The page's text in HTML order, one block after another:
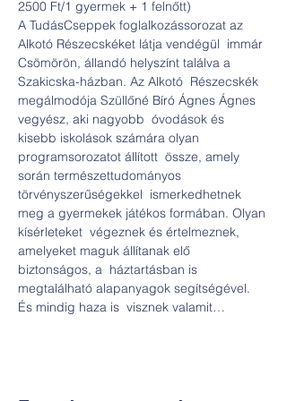
2500 Ft/1 gyermek + 1 felnőtt)
A TudásCseppek foglalkozássorozat az
Alkotó Részecskéket látja vendégül  immár
Csömörön, állandó helyszínt találva a
Szakicska-házban. Az Alkotó  Részecskék
megálmodója Szüllőné Bíró Ágnes Ágnes
vegyész, aki nagyobb  óvodások és
kisebb iskolások számára olyan
programsorozatot állított  össze, amely
során természettudományos
törvényszerűségekkel  ismerkedhetnek
meg a gyermekek játékos formában. Olyan
kísérleteket  végeznek és értelmeznek,
amelyeket maguk állítanak elő
biztonságos, a  háztartásban is
megtalálható alapanyagok segítségével.
És mindig haza is  visznek valamit…